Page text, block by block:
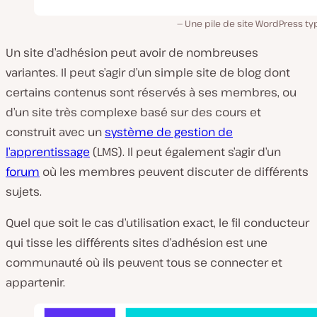
Une pile de site WordPress
Un site d’adhésion peut avoir de nombreuses
variantes. Il peut s’agir d’un simple site de blog dont
certains contenus sont réservés à ses membres, ou
d’un site très complexe basé sur des cours et
construit avec unsystème de gestion de
l’apprentissage (LMS). Il peut également s’agir d’un
forum où les membres peuvent discuter de différents
sujets.
Quel que soit le cas d’utilisation exact, le fil conducteur
qui tisse les différents sites d’adhésion est une
communauté où ils peuvent tous se connecter et
appartenir.